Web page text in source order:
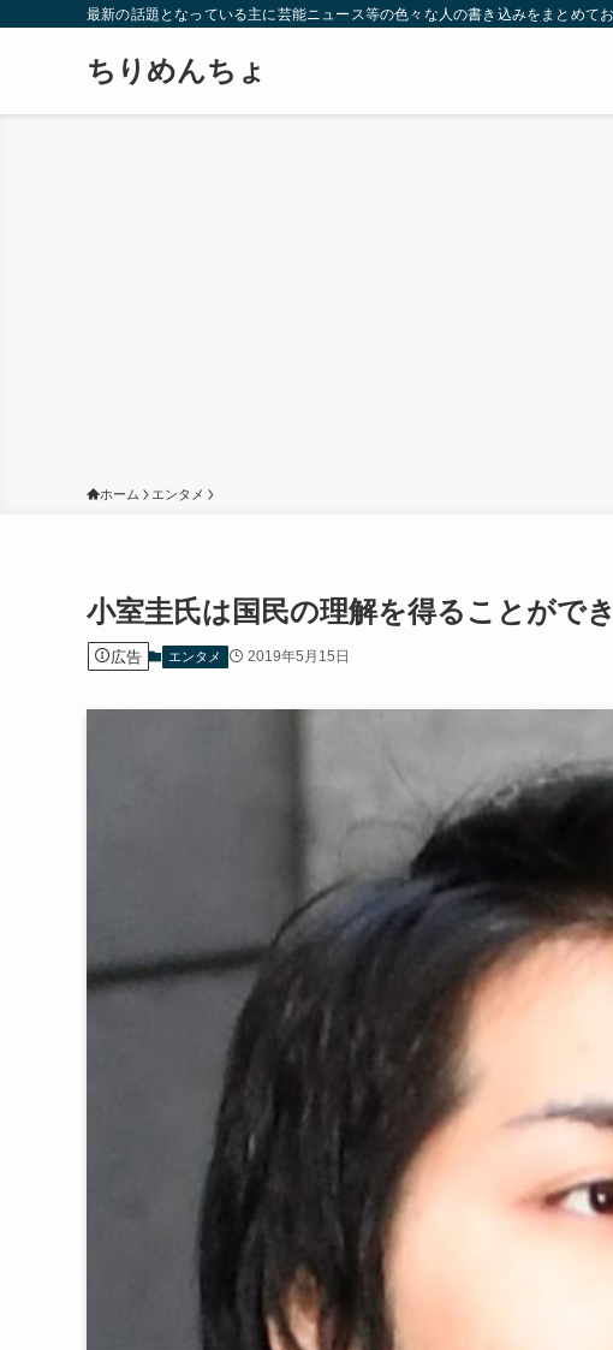
最新の話題となっている主に芸能ニュース等の色々な人の書き込みをまとめて
ちりめんちょ
ホーム エンタメ
小室圭氏は国民の理解を得ることがで
広告 エンタメ 2019年5月15日